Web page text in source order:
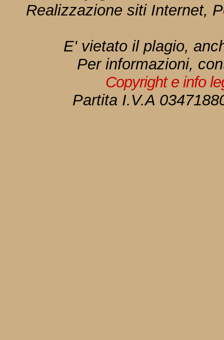
Realizzazione siti Internet,
E' vietato il plagio,
Per informazioni,
Copyright e info
Partita I.V.A